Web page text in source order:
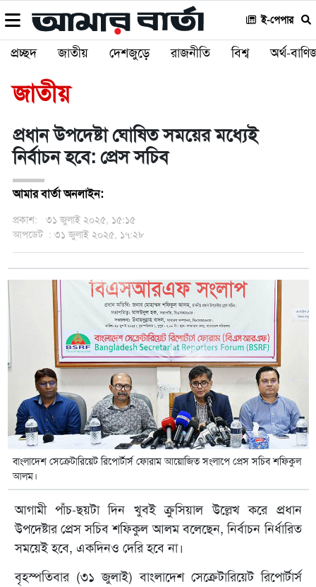
ই-পেপার
প্রচ্ছদ জাতীয় দেশজুড়ে রাজনীতি বিশ্ব অর্থ-
জাতীয়
প্রধান উপদেষ্টা ঘোষিত সময়ের মধ্যেই
নির্বাচন হবে: প্রেস সচিব
আমার বার্তা অনলাইন:
প্রকাশ:
৩১ জুলাই ২০২৫, ১৫:১৫
আপডেট : ৩১ জুলাই ২০২৫, ১৭:২৮
বাংলাদেশ সেক্রেটারিয়েট রিপোর্টার্স ফোরাম আয়োজিত সংলাপে প্রেস সচিব শফিকুল
আলম।
আগামী পাঁচ-ছয়টা দিন খুবই ক্রুসিয়াল উল্লেখ করে প্রধান
উপদেষ্টার প্রেস সচিব শফিকুল আলম বলেছেন, নির্বাচন নির্ধারিত
সময়েই হবে, একদিনও দেরি হবে না।
বৃহস্পতিবার (৩১ জুলাই) বাংলাদেশ সেক্রেটারিয়েট রিপোর্টার্স